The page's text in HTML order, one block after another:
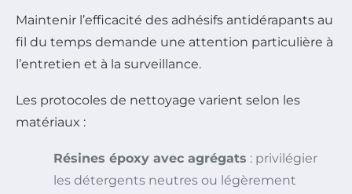
Maintenir l’efficacité des adhésifs antidérapants au
fil du temps demande une attention particulière à
l’entretien et à la surveillance.
Les protocoles de nettoyage varient selon les
matériaux :
Résines époxy avec agrégats : privilégier
les détergents neutres ou légèrement